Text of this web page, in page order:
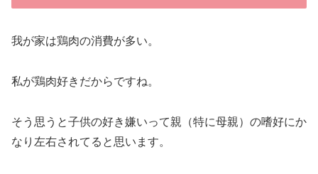
我が家は鶏肉の消費が多い。
私が鶏肉好きだからですね。
そう思うと子供の好き嫌いって親（特に母親）の嗜好にか
なり左右されてると思います。